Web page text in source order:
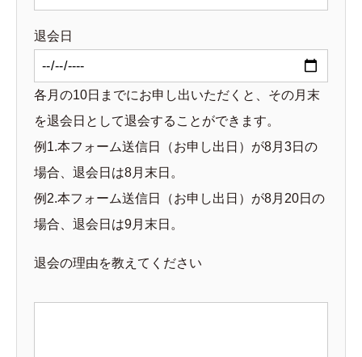
退会日
各月の10日までにお申し出いただくと、その月末
を退会日として退会することができます。
例1.本フォーム送信日（お申し出日）が8月3日の
場合、退会日は8月末日。
例2.本フォーム送信日（お申し出日）が8月20日の
場合、退会日は9月末日。
退会の理由を教えてください